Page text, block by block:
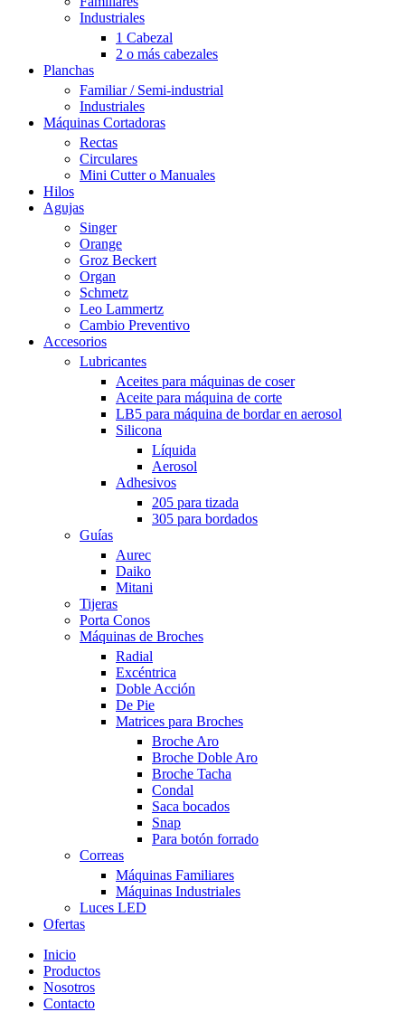
Industriales
1 Cabezal
2 o más cabezales
Planchas
Familiar / Semi-industrial
Industriales
Máquinas Cortadoras
Rectas
Circulares
Mini Cutter o Manuales
Hilos
Agujas
Singer
Orange
Groz Beckert
Organ
Schmetz
Leo Lammertz
Cambio Preventivo
Accesorios
Lubricantes
Aceites para máquinas de coser
Aceite para máquina de corte
LB5 para máquina de bordar en aerosol
Silicona
Líquida
Aerosol
Adhesivos
205 para tizada
305 para bordados
Guías
Aurec
Daiko
Mitani
Tijeras
Porta Conos
Máquinas de Broches
Radial
Excéntrica
Doble Acción
De Pie
Matrices para Broches
Broche Aro
Broche Doble Aro
Broche Tacha
Condal
Saca bocados
Snap
Para botón forrado
Correas
Máquinas Familiares
Máquinas Industriales
Luces LED
Ofertas
Inicio
Productos
Nosotros
Contacto